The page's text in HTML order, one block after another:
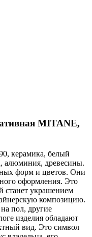
MITANE,
керамика, белый
алюминия, древесины.
форм и цветов. Они
оформления. Это
станет украшением
композицию.
пол, другие
изделия обладают
вид. Это символ